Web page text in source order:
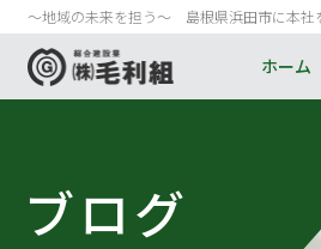
〜地域の未来を担う〜 島根県浜田市に本社
ホーム
ブログ